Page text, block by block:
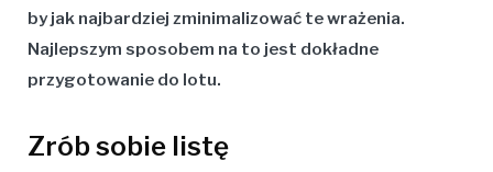
by jak najbardziej zminimalizować te wrażenia.
Najlepszym sposobem na to jest dokładne
przygotowanie do lotu.
Zrób sobie listę